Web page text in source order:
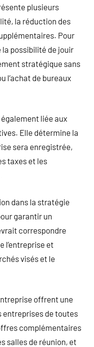
plusieurs
la réduction des
Pour
possibilité de jouir
stratégique sans
l’achat de bureaux
liée aux
Elle détermine la
sera enregistrée,
taxes et les
dans la stratégie
garantir un
correspondre
l’entreprise et
visés et le
offrent une
de toutes
complémentaires
salles de réunion, et